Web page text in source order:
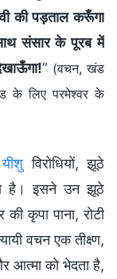
की पड़ताल करूँगा
संसार के पूरब में
” (वचन, खंड
के लिए परमेश्वर के
यीशु विरोधियों, झूठे
है। इसने उन झूठे
कृपा पाना, रोटी
वचन एक तीक्ष्ण,
आत्मा को भेदता है,